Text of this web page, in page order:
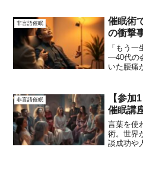
非言語催眠
催眠術
の衝撃
「もう
―40代の
いた腰痛
楽部で
は、慢性
非言語催眠
【参加
催眠講
言葉を使
術。世界
談成功や